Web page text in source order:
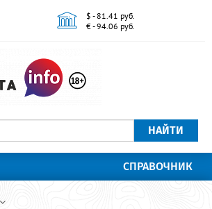
$ - 81.41 руб.
€ - 94.06 руб.
НАЙТИ
СПРАВОЧНИК